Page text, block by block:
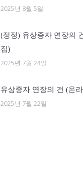
2025년 8월 5일
(정정) 유상증자 연장의
집)
2025년 7월 24일
유상증자 연장의 건 (온
2025년 7월 22일